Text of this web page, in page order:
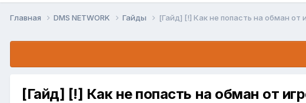
Главная DMS NETWORK Гайды [Гайд] [!] Как не попасть на обман от
[Гайд] [!] Как не попасть на обман от